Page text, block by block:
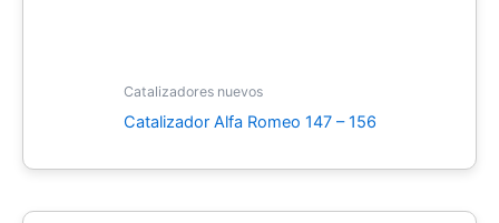
Catalizadores nuevos
Catalizador Alfa Romeo 147 – 156